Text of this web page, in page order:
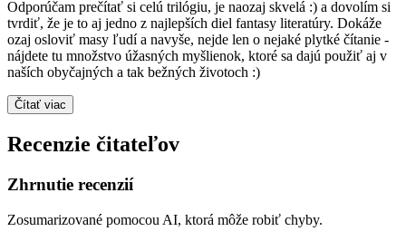
Odporúčam prečítať si celú trilógiu, je naozaj skvelá :) a dovolím si
tvrdiť, že je to aj jedno z najlepších diel fantasy literatúry. Dokáže
ozaj osloviť masy ľudí a navyše, nejde len o nejaké plytké čítanie -
nájdete tu množstvo úžasných myšlienok, ktoré sa dajú použiť aj v
naších obyčajných a tak bežných životoch :)
Čítať viac
Recenzie čitateľov
Zhrnutie recenzií
Zosumarizované pomocou AI, ktorá môže robiť chyby.